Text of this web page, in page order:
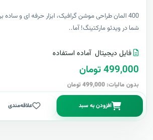
400 المان طراحی موشن گرافیک، ابزار حرفه ای و
شما در ویدئو مارکتینگ! آما..
فایل دیجیتال آماده استفاده
499,000 تومان
بدون مالیات: 499,000 تومان
افزودن به سبد علاقه‌مندی